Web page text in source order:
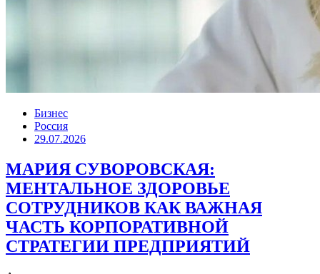
Бизнес
Россия
29.07.2026
МАРИЯ СУВОРОВСКАЯ:
МЕНТАЛЬНОЕ ЗДОРОВЬЕ
СОТРУДНИКОВ КАК ВАЖНАЯ
ЧАСТЬ КОРПОРАТИВНОЙ
СТРАТЕГИИ ПРЕДПРИЯТИЙ